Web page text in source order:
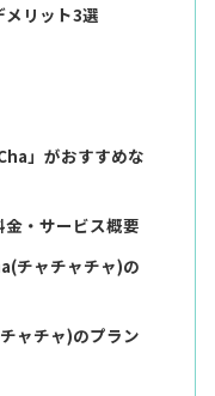
リット3選
」がおすすめな
・サービス概要
チャチャチャ)の
ャチャ)のプラン